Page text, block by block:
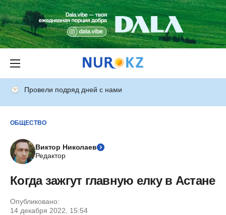
Провели подряд дней с нами
ОБЩЕСТВО
Виктор Николаев
Редактор
Когда зажгут главную елку в Астане
Опубликовано:
14 декабря 2022, 15:54